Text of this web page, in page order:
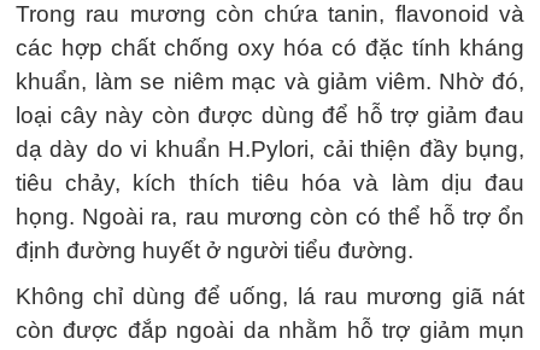
Trong rau mương còn chứa tanin, flavonoid và
các hợp chất chống oxy hóa có đặc tính kháng
khuẩn, làm se niêm mạc và giảm viêm. Nhờ đó,
loại cây này còn được dùng để hỗ trợ giảm đau
dạ dày do vi khuẩn H.Pylori, cải thiện đầy bụng,
tiêu chảy, kích thích tiêu hóa và làm dịu đau
họng. Ngoài ra, rau mương còn có thể hỗ trợ ổn
định đường huyết ở người tiểu đường.
Không chỉ dùng để uống, lá rau mương giã nát
còn được đắp ngoài da nhằm hỗ trợ giảm mụn